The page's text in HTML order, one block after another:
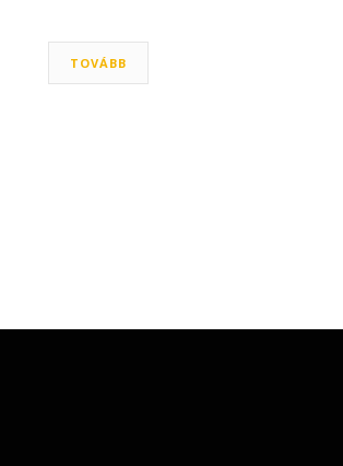
TOVÁBB